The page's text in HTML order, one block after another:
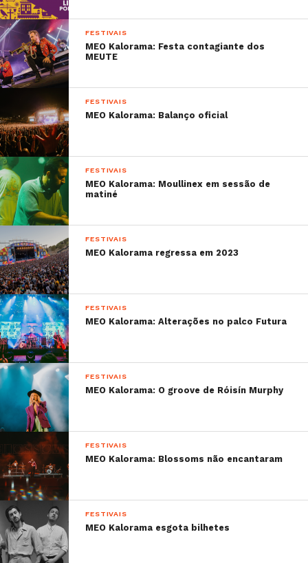
FESTIVAIS
MEO Kalorama: Festa contagiante dos
MEUTE
FESTIVAIS
MEO Kalorama: Balanço oficial
FESTIVAIS
MEO Kalorama: Moullinex em sessão de
matiné
FESTIVAIS
MEO Kalorama regressa em 2023
FESTIVAIS
MEO Kalorama: Alterações no palco Futura
FESTIVAIS
MEO Kalorama: O groove de Róisín Murphy
FESTIVAIS
MEO Kalorama: Blossoms não encantaram
FESTIVAIS
MEO Kalorama esgota bilhetes